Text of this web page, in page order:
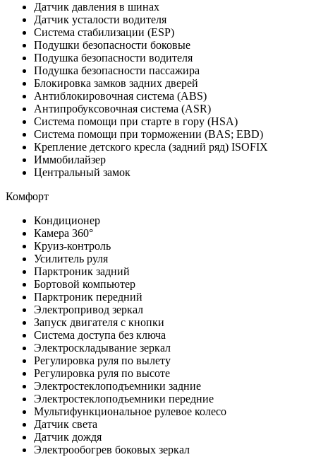
Датчик давления в шинах
Датчик усталости водителя
Система стабилизации (ESP)
Подушки безопасности боковые
Подушка безопасности водителя
Подушка безопасности пассажира
Блокировка замков задних дверей
Антиблокировочная система (ABS)
Антипробуксовочная система (ASR)
Система помощи при старте в гору (HSA)
Система помощи при торможении (BAS; EBD)
Крепление детского кресла (задний ряд) ISOFIX
Иммобилайзер
Центральный замок
Комфорт
Кондиционер
Камера 360°
Круиз-контроль
Усилитель руля
Парктроник задний
Бортовой компьютер
Парктроник передний
Электропривод зеркал
Запуск двигателя с кнопки
Система доступа без ключа
Электроскладывание зеркал
Регулировка руля по вылету
Регулировка руля по высоте
Электростеклоподъемники задние
Электростеклоподъемники передние
Мультифункциональное рулевое колесо
Датчик света
Датчик дождя
Электрообогрев боковых зеркал